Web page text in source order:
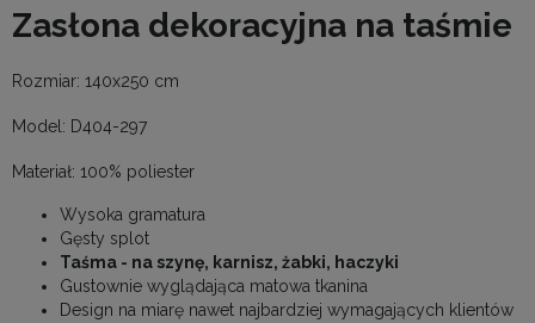
Zasłona dekoracyjna na taśmie
Rozmiar: 140x250 cm
Model: D404-297
Materiał: 100% poliester
Wysoka gramatura
Gęsty splot
Taśma - na szynę, karnisz, żabki, haczyki
Gustownie wyglądająca matowa tkanina
Design na miarę nawet najbardziej wymagających klientów